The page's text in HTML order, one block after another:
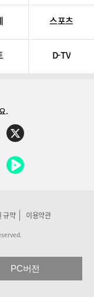
스포츠
D-TV
.
규약 이용약관
PC버전